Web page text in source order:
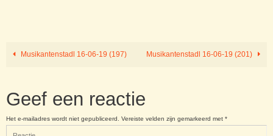
Musikantenstadl 16-06-19 (197) Musikantenstadl 16-06-19 (201)
Geef een reactie
Het e-mailadres wordt niet gepubliceerd. Vereiste velden zijn gemarkeerd met *